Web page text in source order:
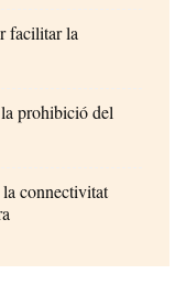
facilitar la
prohibició del
connectivitat